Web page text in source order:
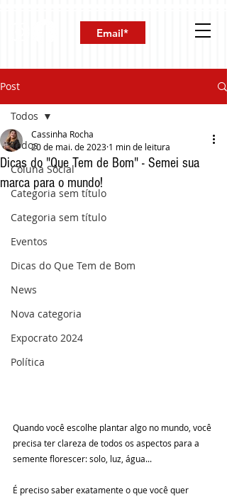
Post
Todos
Coluna Social
Categoria sem título
Categoria sem título
Eventos
Dicas do Que Tem de Bom
News
Nova categoria
Expocrato 2024
Política
Todos
Dicas do "Que Tem de Bom" - Semei sua
marca para o mundo!
Cassinha Rocha
20 de mai. de 2023 1 min de leitura
Quando você escolhe plantar algo no mundo, você
precisa ter clareza de todos os aspectos para a
semente florescer: solo, luz, água...
É preciso saber exatamente o que você quer